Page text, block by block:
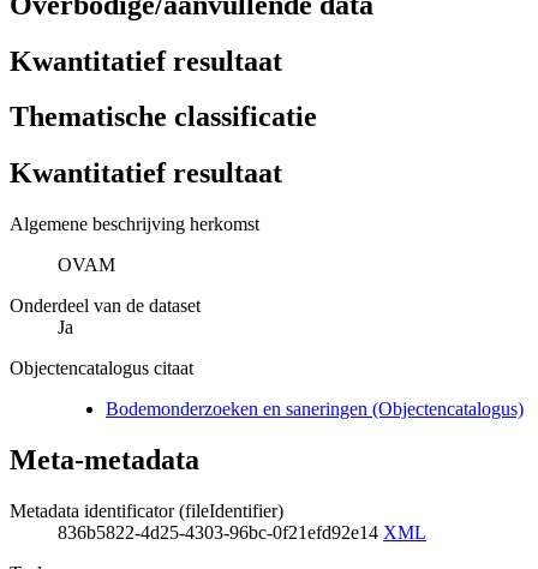
Kwantitatief resultaat
Thematische classificatie
Kwantitatief resultaat
Algemene beschrijving herkomst
OVAM
Onderdeel van de dataset
Ja
Objectencatalogus citaat
Bodemonderzoeken en saneringen (Objectencatalogus)
Meta-metadata
Metadata identificator (fileIdentifier)
836b5822-4d25-4303-96bc-0f21efd92e14 XML